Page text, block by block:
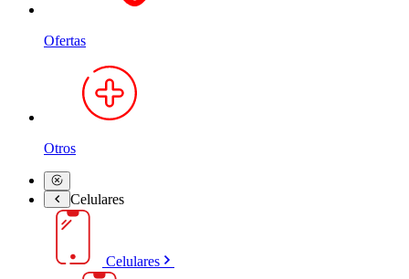
Ofertas
Otros
Celulares
Celulares